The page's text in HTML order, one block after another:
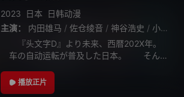
2023 日本
日韩动漫
主演：
内田雄马 / 佐仓绫音 / 神谷浩史 / 小野大辅
『头文字D』より未来、西暦202X年。
车の自动运転が普及した日本。 そんな
た。 世界中で人気を集めるレースの名は
MFG。 ポルシェ、フェラーリ、ラ
播放正片